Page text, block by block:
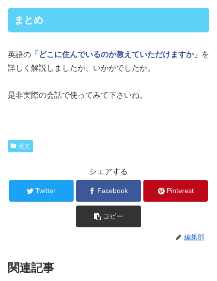
まとめ
英語の 「どこに住んでいるのか教えていただけますか」
を
詳しく解説しましたが、いかがでしたか。
是非実際の会話で使ってみて下さいね。
英文
シェアする
Twitter Facebook Pinterest
コピー
編集部
関連記事